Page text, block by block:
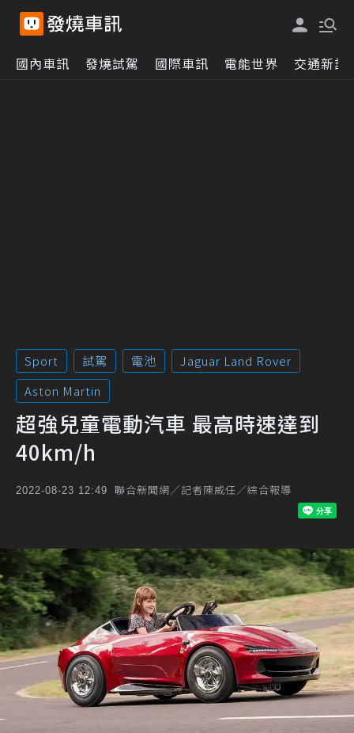
國內車訊 發燒試駕 國際車訊 電能世界 交通新訊
Sport 試駕 電池
Jaguar Land Rover
Aston Martin
超強兒童電動汽車 最高時速達到
40km/h
2022-08-23 12:49 聯合新聞網／記者陳威任／綜合報導